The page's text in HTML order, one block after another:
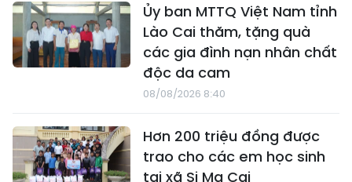
Ủy ban MTTQ Việt Nam tỉnh
Lào Cai thăm, tặng quà
các gia đình nạn nhân chất
độc da cam
08/08/2026 8:40
Hơn 200 triệu đồng được
trao cho các em học sinh
tại xã Si Ma Cai